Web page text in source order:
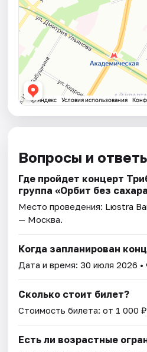
Вопросы и
Где пройдет концерт
группа «Орбит без
Место проведения: Lюstra
— Москва.
Когда запланирован
Дата и время:30 июля 2026 •
Сколько стоит билет?
Стоимость билета: от 1 000
Есть ли возрастные